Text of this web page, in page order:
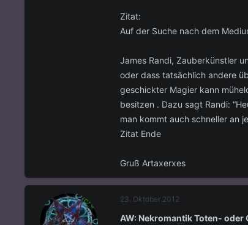
Zitat:
Auf der Suche nach dem
James Randi, Zauberkünstler
oder dass tatsächlich andere
geschickter Magier kann
besitzen . Dazu sagt Randi:
man kommt auch schneller an
Zitat Ende
Gruß Artaxerxes
23. Oktober 2012
AW: Nekromantik Toten-